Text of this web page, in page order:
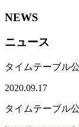
NEWS
ニュース
タイムテーブル公
2020.09.17
タイムテーブル公